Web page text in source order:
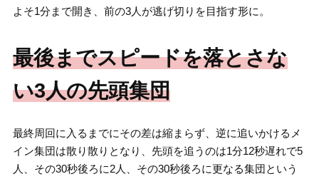
よそ1分まで開き、前の3人が逃げ切りを目指す形に。
最後までスピードを落とさな
い3人の先頭集団
最終周回に入るまでにその差は縮まらず、逆に追いかけるメ
イン集団は散り散りとなり、先頭を追うのは1分12秒遅れで5
人、その30秒後ろに2人、その30秒後ろに更なる集団という